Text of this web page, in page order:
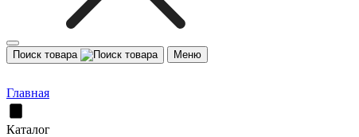
Поиск товара Меню
Главная
Каталог